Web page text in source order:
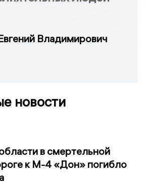
Владимирович
новости
в смертельной
к М-4 «Дон» погибло